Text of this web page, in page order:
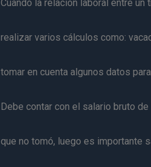
Cuando la relación laboral entre
realizar varios cálculos como:
tomar en cuenta algunos datos
Debe contar con el salario bruto
que no tomó, luego es importante